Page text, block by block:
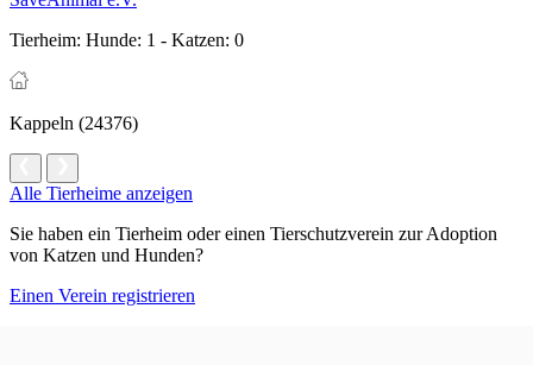
Tierheim: Hunde: 1 - Katzen: 0
Kappeln (24376)
Alle Tierheime anzeigen
Sie haben ein Tierheim oder einen Tierschutzverein zur Adoption
von Katzen und Hunden?
Einen Verein registrieren